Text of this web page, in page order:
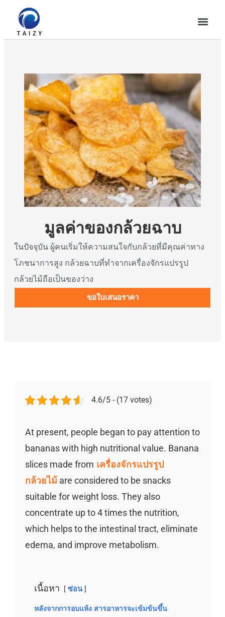
มูลค่าของกล้วยฉาบ
ในปัจจุบัน ผู้คนเริ่มให้ความสนใจกับกล้วยที่มีคุณค่าทาง
โภชนาการสูง กล้วยฉาบที่ทำจากเครื่องจักรแปรรูป
กล้วยไม้ถือเป็นของว่าง
ขอใบเสนอราคา
4.6/5 - (17 votes)
At present, people began to pay attention to
bananas with high nutritional value. Banana
slices made from เครื่องจักรแปรรูป
กล้วยไม้are considered to be snacks
suitable for weight loss. They also
concentrate up to 4 times the nutrition,
which helps to the intestinal tract, eliminate
edema, and improve metabolism.
เนื้อหา ซ่อน
หลังจากการอบแห้ง สารอาหารจะเข้มข้นขึ้น